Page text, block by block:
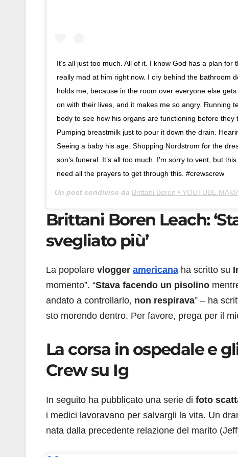
It’s all just too much. All of it. I know God has a plan for
really mad at him right now. I cry behind the bathroom
holds me, because in the room over everyone else
on with their lives, and it makes me so angry. Running
body to see how his organs are functioning before they
Pumping breastmilk just to pour it down the drain.
Seeing a baby his age. Shopping Nordstrom for the
son’s funeral. It’s all too much. I’m sorry to vent, but
need all the prayers to get through this. #crewscrew
Un post condiviso da Brittani Boren • YOUTUBE
Brittani Boren Leach:
svegliato più’
La popolare vlogger americana ha scritto su
momento”. “Stava facendo un pisolino
andato a controllarlo, non respirava” – ha
sto morendo dentro. Per favore, prega per il
La corsa in ospedale e
Crew su Ig
In seguito ha pubblicato una serie di foto
i medici lavoravano per salvargli la vita. Un
nata dalla precedente relazione del marito